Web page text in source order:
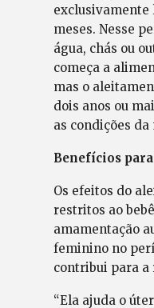
exclusivamente
meses. Nesse
água, chás ou
começa a
mas o
dois anos ou
as condições
Benefícios
Os efeitos do
restritos ao
amamentação
feminino no
contribui para a
“Ela ajuda o